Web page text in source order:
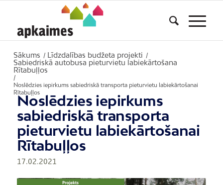
Sākums / Līdzdalības budžeta projekti /
Sabiedriskā autobusa pieturvietu labiekārtošana
Rītabuļļos
/
Noslēdzies iepirkums sabiedriskā transporta pieturvietu labiekārtošanai
Rītabuļļos
Noslēdzies iepirkums
sabiedriskā transporta
pieturvietu labiekārtošanai
Rītabuļļos
17.02.2021